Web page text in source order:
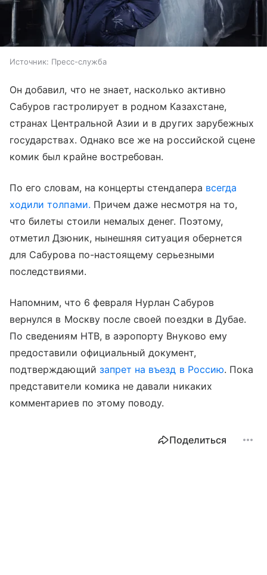
Источник: Пресс-служба
Он добавил, что не знает, насколько активно
Сабуров гастролирует в родном Казахстане,
странах Центральной Азии и в других зарубежных
государствах. Однако все же на российской сцене
комик был крайне востребован.
По его словам, на концерты стендапера всегда
ходили толпами. Причем даже несмотря на то,
что билеты стоили немалых денег. Поэтому,
отметил Дзюник, нынешняя ситуация обернется
для Сабурова по-настоящему серьезными
последствиями.
Напомним, что 6 февраля Нурлан Сабуров
вернулся в Москву после своей поездки в Дубае.
По сведениям НТВ, в аэропорту Внуково ему
предоставили официальный документ,
подтверждающий запрет на въезд в Россию. Пока
представители комика не давали никаких
комментариев по этому поводу.
Поделиться